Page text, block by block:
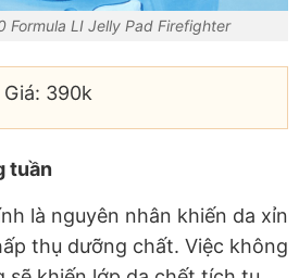
Formula LI Jelly Pad Firefighter
Giá: 390k
tuần
là nguyên nhân khiến da xỉn
thụ dưỡng chất. Việc không